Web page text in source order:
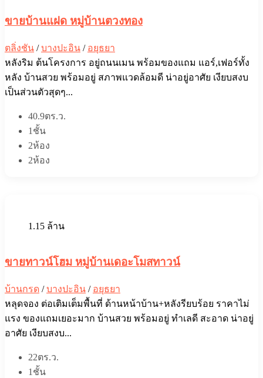
ขายบ้านแฝด หมู่บ้านตวงทอง
ตลิ่งชัน /บางปะอิน / อยุธยา
หลังริม ต้นโครงการ อยู่ถนนเมน พร้อมของแถม แอร์,เฟอร์ทั้ง
หลัง บ้านสวย พร้อมอยู่ สภาพแวดล้อมดี น่าอยู่อาศัย เงียบสงบ
เป็นส่วนตัวสุดๆ...
40.9ตร.ว.
1ชั้น
2ห้อง
2ห้อง
1.15 ล้าน
ขายทาวน์โฮม หมู่บ้านเดอะโมสทาวน์
บ้านกรด /บางปะอิน / อยุธยา
หลุดจอง ต่อเติมเต็มพื้นที่ ด้านหน้าบ้าน+หลังรียบร้อย ราคาไม่
แรง ของแถมเยอะมาก บ้านสวย พร้อมอยู่ ทำเลดี สะอาด น่าอยู่
อาศัย เงียบสงบ...
22ตร.ว.
1ชั้น